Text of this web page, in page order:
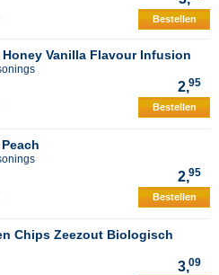
Bestellen
Honey Vanilla Flavour Infusion
2,95
Bestellen
2,95
Bestellen
Chips Zeezout Biologisch
3,09